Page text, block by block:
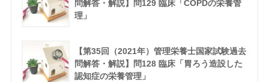
問解答・解説】問129 臨床「COPDの栄養管
理」
【第35回（2021年）管理栄養士国家試験過去
問解答・解説】問128 臨床「胃ろう造設した
認知症の栄養管理」